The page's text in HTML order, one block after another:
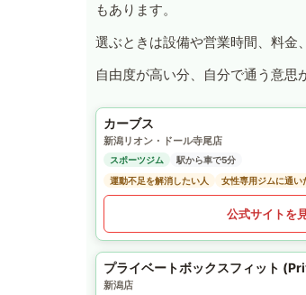
もあります。
選ぶときは設備や営業時間、料金
自由度が高い分、自分で通う意思
カーブス
新潟リオン・ドール寺尾店
スポーツジム
駅から車で5分
運動不足を解消したい人
女性専用ジムに通い
公式サイトを
プライベートボックスフィット
新潟店